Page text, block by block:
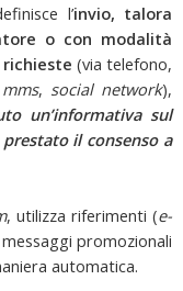
l’invio, talora
o con modalità
(via telefono,
mms, social network),
un’informativa sul
il consenso a
, utilizza riferimenti (e-
promozionali
automatica.